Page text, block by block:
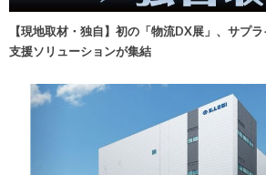
【現地取材・独自】初の「物流DX展」、サプ
支援ソリューションが集結